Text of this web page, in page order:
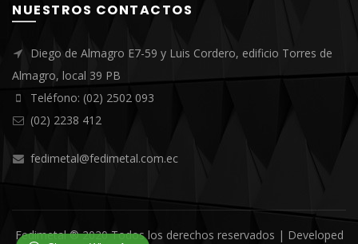
NUESTROS CONTACTOS
Diego de Almagro E7-59 y Luis Cordero, edificio Torres de
Almagro, local 39 PB
Teléfono: (02) 2502 093
(02) 2238 412
fedimetal@fedimetal.com.ec
Fedimetal ® 2020 Todos los derechos reservados | Developed